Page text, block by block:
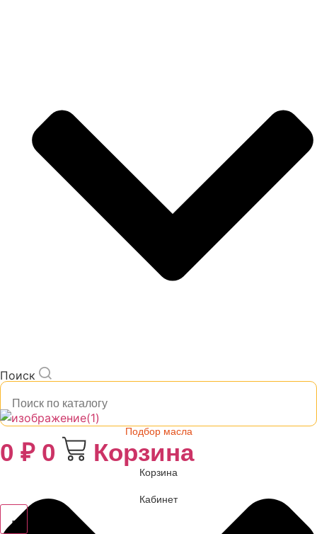
Поиск
Подбор масла
0 ₽ 0 Корзина
Корзина
Кабинет